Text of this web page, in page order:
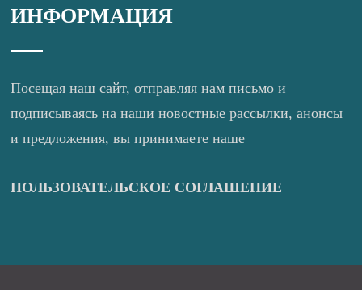
ИНФОРМАЦИЯ
Посещая наш сайт, отправляя нам письмо и
подписываясь на наши новостные рассылки, анонсы
и предложения, вы принимаете наше
ПОЛЬЗОВАТЕЛЬСКОЕ СОГЛАШЕНИЕ